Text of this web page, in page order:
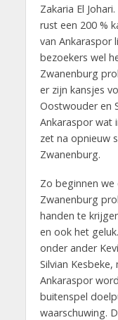
Zakaria El
rust een 200 %
van Ankaraspor
bezoekers wel
Zwanenburg
er zijn kansjes
Oostwouder en
Ankaraspor wat
zet na opnieuw
Zwanenburg.
Zo beginnen we
Zwanenburg
handen te
en ook het
onder ander
Silvian
Ankaraspor
buitenspel
waarschuwing.